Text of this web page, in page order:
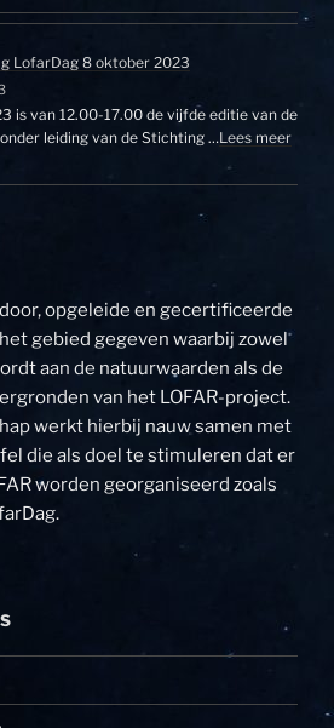
LofarDag 8 oktober 2023
is van 12.00-17.00 de vijfde editie van de
leiding van de Stichting …Lees meer
opgeleide en gecertificeerde
gebied gegeven waarbij zowel
aan de natuurwaarden als de
van het LOFAR-project.
werkt hierbij nauw samen met
die als doel te stimuleren dat er
worden georganiseerd zoals